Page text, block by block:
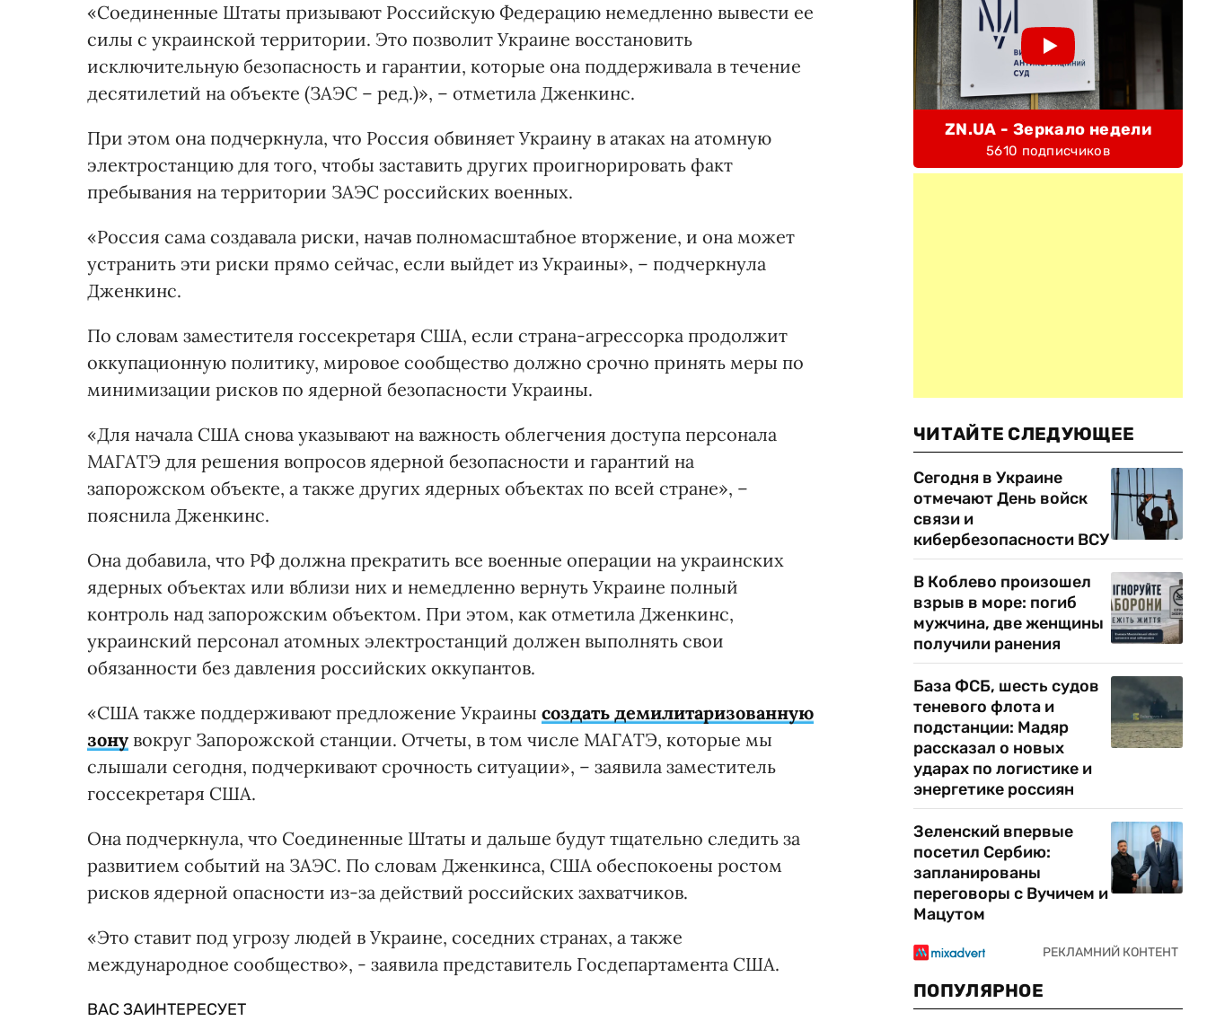
«Соединенные Штаты призывают Российскую Федерацию немедленно вывести ее
силы с украинской территории. Это позволит Украине восстановить
исключительную безопасность и гарантии, которые она поддерживала в течение
десятилетий на объекте (ЗАЭС – ред.)», – отметила Дженкинс.
При этом она подчеркнула, что Россия обвиняет Украину в атаках на атомную
электростанцию для того, чтобы заставить других проигнорировать факт
пребывания на территории ЗАЭС российских военных.
«Россия сама создавала риски, начав полномасштабное вторжение, и она может
устранить эти риски прямо сейчас, если выйдет из Украины», – подчеркнула
Дженкинс.
По словам заместителя госсекретаря США, если страна-агрессорка продолжит
оккупационную политику, мировое сообщество должно срочно принять меры по
минимизации рисков по ядерной безопасности Украины.
«Для начала США снова указывают на важность облегчения доступа персонала
МАГАТЭ для решения вопросов ядерной безопасности и гарантий на
запорожском объекте, а также других ядерных объектах по всей стране», –
пояснила Дженкинс.
Она добавила, что РФ должна прекратить все военные операции на украинских
ядерных объектах или вблизи них и немедленно вернуть Украине полный
контроль над запорожским объектом. При этом, как отметила Дженкинс,
украинский персонал атомных электростанций должен выполнять свои
обязанности без давления российских оккупантов.
«США также поддерживают предложение Украины создать демилитаризованную
зону вокруг Запорожской станции. Отчеты, в том числе МАГАТЭ, которые мы
слышали сегодня, подчеркивают срочность ситуации», – заявила заместитель
госсекретаря США.
Она подчеркнула, что Соединенные Штаты и дальше будут тщательно следить за
развитием событий на ЗАЭС. По словам Дженкинса, США обеспокоены ростом
рисков ядерной опасности из-за действий российских захватчиков.
«Это ставит под угрозу людей в Украине, соседних странах, а также
международное сообщество», - заявила представитель Госдепартамента США.
ВАС ЗАИНТЕРЕСУЕТ
ZN.UA - Зеркало недели
5610 подписчиков
ЧИТАЙТЕ СЛЕДУЮЩЕЕ
Сегодня в Украине
отмечают День войск
связи и
кибербезопасности ВСУ
В Коблево произошел
взрыв в море: погиб
мужчина, две женщины
получили ранения
База ФСБ, шесть судов
теневого флота и
подстанции: Мадяр
рассказал о новых
ударах по логистике и
энергетике россиян
Зеленский впервые
посетил Сербию:
запланированы
переговоры с Вучичем и
Мацутом
ПОПУЛЯРНОЕ